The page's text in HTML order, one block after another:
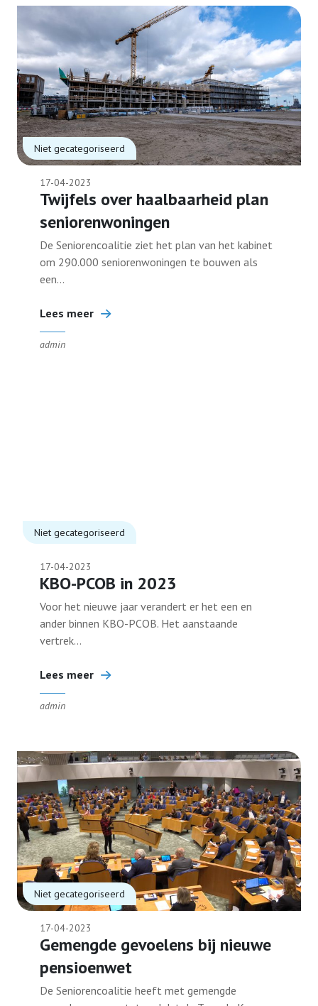
Niet gecategoriseerd
17-04-2023
Twijfels over haalbaarheid plan
seniorenwoningen
De Seniorencoalitie ziet het plan van het kabinet
om 290.000 seniorenwoningen te bouwen als
een...
Lees meer
admin
Niet gecategoriseerd
17-04-2023
KBO-PCOB in 2023
Voor het nieuwe jaar verandert er het een en
ander binnen KBO-PCOB. Het aanstaande
vertrek...
Lees meer
admin
Niet gecategoriseerd
17-04-2023
Gemengde gevoelens bij nieuwe
pensioenwet
De Seniorencoalitie heeft met gemengde